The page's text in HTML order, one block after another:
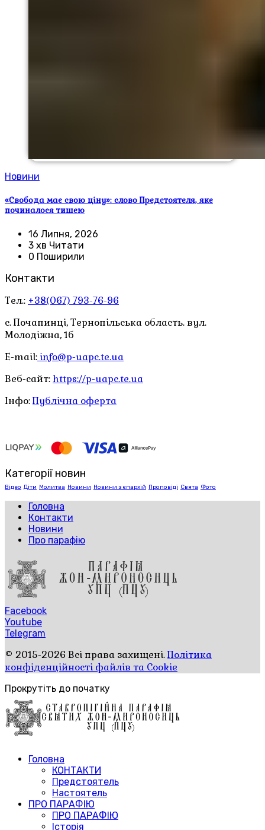
Новини
«Свобода має свою ціну»: слово Предстоятеля, яке
починалося тишею
16 Липня, 2026
3 хв Читати
0 Поширили
Контакти
Тел.: +38(067) 793-76-96
с. Почапинці, Тернопільська область. вул.
Молодіжна, 1б
E-mail: info@p-uapc.te.ua
Веб-сайт: https://p-uapc.te.ua
Інфо:Публічна оферта
Категорії новин
Відео Діти Молитва Новини Новини з єпархій Проповіді Свята Фото
Головна
Контакти
Новини
Про парафію
Facebook
Youtube
Telegram
© 2015-2026 Всі права захищені.Політика
конфіденційності файлів та Cookie
Прокрутіть до початку
Головна
КОНТАКТИ
Предстоятель
Настоятель
ПРО ПАРАФІЮ
ПРО ПАРАФІЮ
Історія